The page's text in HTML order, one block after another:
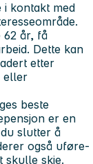
i kontakt med
62 år, få
Dette kan
etter
eller
beste
er en
slutter å
også uføre-
skulle skje.